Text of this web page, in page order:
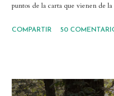
puntos de la carta que vienen de
definiendo de forma cerrada el
manifieste de una forma
COMPARTIR 50